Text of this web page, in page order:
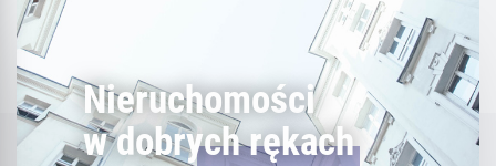
Nieruchomości
w dobrych rękach